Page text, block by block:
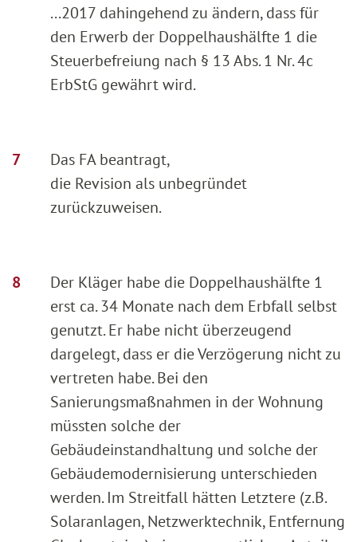
...2017 dahingehend zu ändern, dass für
den Erwerb der Doppelhaushälfte 1 die
Steuerbefreiung nach § 13 Abs. 1 Nr. 4c
ErbStG gewährt wird.
Das FA beantragt,
die Revision als unbegründet
zurückzuweisen.
Der Kläger habe die Doppelhaushälfte 1
erst ca. 34 Monate nach dem Erbfall selbst
genutzt. Er habe nicht überzeugend
dargelegt, dass er die Verzögerung nicht zu
vertreten habe. Bei den
Sanierungsmaßnahmen in der Wohnung
müssten solche der
Gebäudeinstandhaltung und solche der
Gebäudemodernisierung unterschieden
werden. Im Streitfall hätten Letztere (z.B.
Solaranlagen, Netzwerktechnik, Entfernung